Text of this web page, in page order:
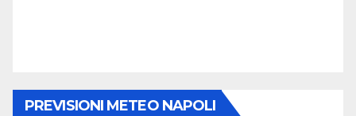
PREVISIONI METEO NAPOLI